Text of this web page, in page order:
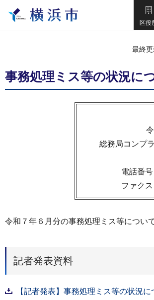
区役
最終
事務処理ミス等の状況に
総務局コンプ
電話番
ファク
令和７年６月分の事務処理ミス等につい
記者発表資料
【記者発表】事務処理ミス等の状況に